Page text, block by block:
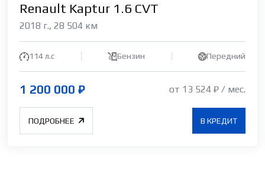
Renault Kaptur 1.6 CVT
2018 г., 28 504 км
114 л.с Бензин Передний
1 200 000 ₽ от 13 524 ₽ / мес.
ПОДРОБНЕЕ В КРЕДИТ